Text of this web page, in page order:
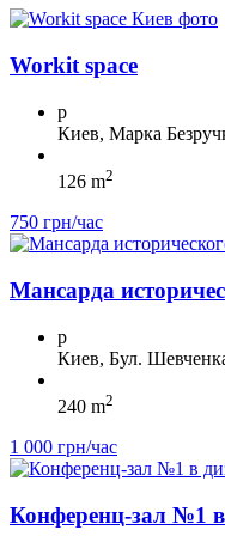
Workit space
p
Киев, Марка
126 m2
750 грн/час
Мансарда
p
Киев, Бул.
240 m2
1 000 грн/час
Конференц-зал №1